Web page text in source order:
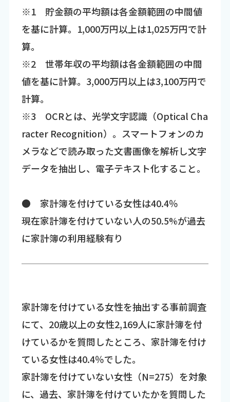
※1 貯金額の平均額は各金額範囲の中間値
を基に計算。1,000万円以上は1,025万円で計
算。
※2 世帯年収の平均額は各金額範囲の中間
値を基に計算。3,000万円以上は3,100万円で
計算。
※3 OCRとは、光学文字認識（Optical Cha
racter Recognition）。スマートフォンのカ
メラなどで読み取った文書画像を解析し文字
データを抽出し、電子テキスト化すること。
● 家計簿を付けている女性は40.4％
現在家計簿を付けていない人の50.5%が過去
に家計簿の利用経験有り
家計簿を付けている女性を抽出する事前調査
にて、20歳以上の女性2,169人に家計簿を付
けているかを質問したところ、家計簿を付け
ている女性は40.4％でした。
家計簿を付けていない女性（N=275）を対象
に、過去、家計簿を付けていたかを質問した